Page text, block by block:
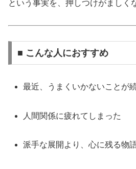
という事実を、押しつけがましく
■ こんな人におすすめ
最近、うまくいかないことが
人間関係に疲れてしまった
派手な展開より、心に残る物